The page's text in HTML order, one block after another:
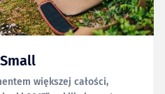
większej całości,